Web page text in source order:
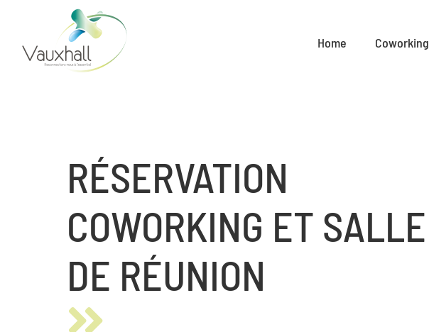
content
Home Coworking
RÉSERVATION
COWORKING ET SALLE
DE RÉUNION